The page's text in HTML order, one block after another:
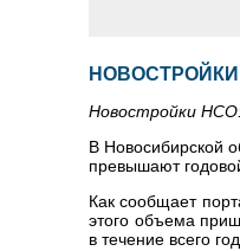
Новостройки
В Новосибирской
превышают
Как сообщает
этого объема
в течение всего